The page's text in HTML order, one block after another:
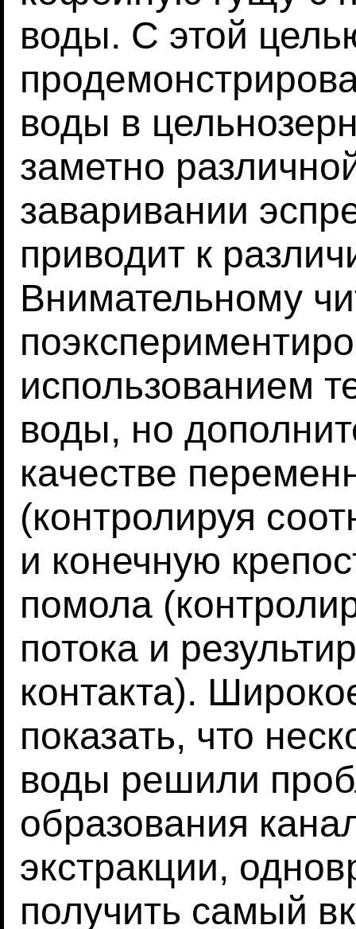
воды. С этой
воды в
заметно
заваривании
приводит к
Внимательному
использованием
воды, но
качестве
(контролируя
и конечную
помола
потока и
контакта).
показать, что
воды решили
образования
экстракции,
получить самый